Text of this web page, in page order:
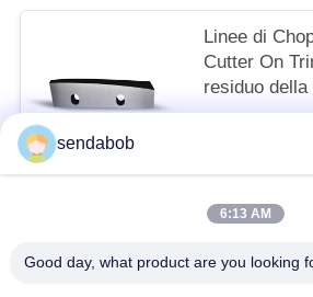
Linee di
Cutter On
residuo
sendabob
6:13 AM
Good day, what product are you looking